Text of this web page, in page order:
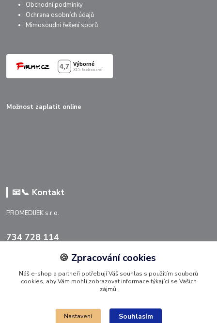
Obchodní podmínky
Ochrana osobních údajů
Mimosoudní řešení sporů
Možnost zaplatit online
📧📞 Kontakt
PROMEDIJEK s.r.o.
734 728 114
info@promedijek.cz
🍪 Zpracování cookies
Náš e-shop a partneři potřebují Váš souhlas s použitím souborů
cookies, aby Vám mohli zobrazovat informace týkající se Vašich
zájmů.
Nastavení Souhlasím